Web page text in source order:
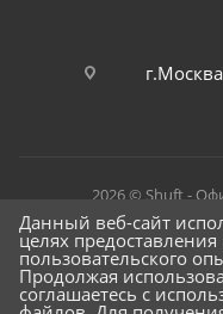
2026 © Shuft -
Данный веб-сайт
целях
пользовательского
Продолжая
соглашаетесь с